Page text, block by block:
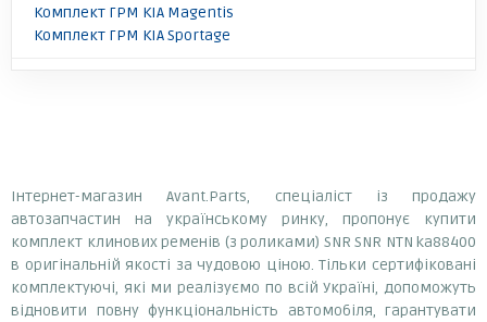
Комплект ГРМ KIA Magentis
Комплект ГРМ KIA Sportage
Інтернет-магазин Avant.Parts, спеціаліст із продажу
автозапчастин на українському ринку, пропонує купити
комплект клинових ременів (з роликами) SNR SNR NTN ka88400
в оригінальній якості за чудовою ціною. Тільки сертифіковані
комплектуючі, які ми реалізуємо по всій Україні, допоможуть
відновити повну функціональність автомобіля, гарантувати